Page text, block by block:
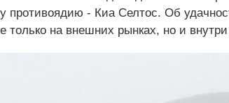
- Киа Селтос. Об
только на внешних рынках, но и